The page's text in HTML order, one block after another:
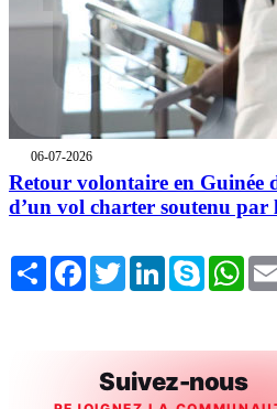
06-07-2026
Retour volontaire en Guinée
d’un vol charter soutenu par
Share FacebookTwitterLinkedInSkype